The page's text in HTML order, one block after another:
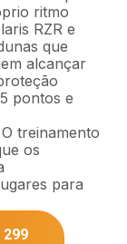
ritmo
RZR e
que
alcançar
pontos e
O treinamento
os
para